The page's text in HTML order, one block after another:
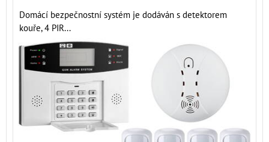
Domácí bezpečnostní systém je dodáván s detektorem
kouře, 4 PIR...